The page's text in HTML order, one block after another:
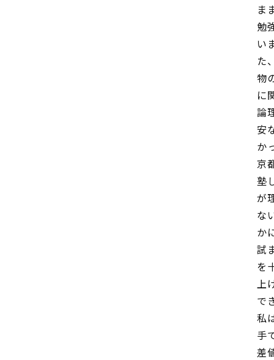
ま
勉
い
た
物
に
論
安
か
京
塾
が
な
か
試
を
上
で
私
手
差